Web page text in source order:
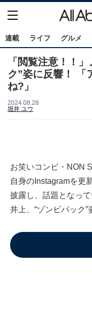
連載 ライフ グルメ
「閲覧注意！！
ク”姿に反響！ 「
ね?」
2024.08.28
堀井 ユウ
お笑いコンビ・NON
自身のInstagramを更
披露し、話題となっ
井上、“ゾンビパック”